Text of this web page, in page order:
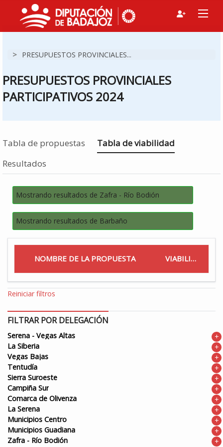
> PRESUPUESTOS PROVINCIALES...
PRESUPUESTOS PROVINCIALES
PARTICIPATIVOS 2024
Tabla de propuestas Estás en
Tabla de viabilidad
Resultados
Mostrando resultados de Zafra - Río Bodión
Mostrando resultados de Barbaño
NOMBRE DE LA PROPUESTA VIABILIDAD
Reiniciar filtros
FILTRAR POR DELEGACIÓN